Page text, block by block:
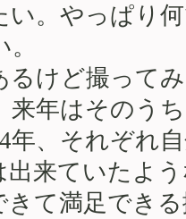
い。やっぱり
るけど撮って
来年はそのう
年、それぞれ
出来ていたよ
きて満足でき